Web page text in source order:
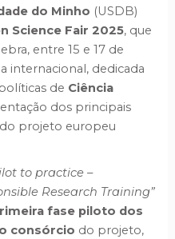
do Minho (USDB)
Science Fair 2025, que
entre 15 e 17 de
internacional, dedicada
de Ciência
dos principais
do projeto europeu
to practice –
Research Training”
fase piloto dos
consórcio do projeto,